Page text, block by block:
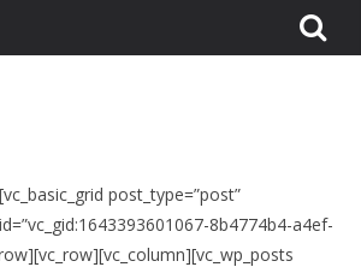
post_type=”post”
8b4774b4-a4ef-